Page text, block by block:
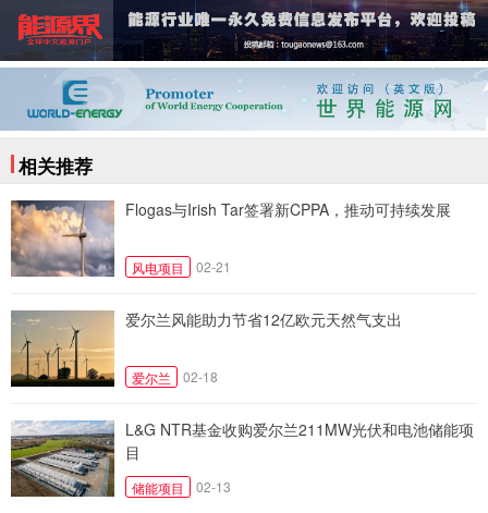
相关推荐
Flogas与Irish Tar签署新CPPA，推动可持续发展
风电项目 02-21
爱尔兰风能助力节省12亿欧元天然气支出
爱尔兰 02-18
L&G NTR基金收购爱尔兰211MW光伏和电池储能项
目
储能项目 02-13